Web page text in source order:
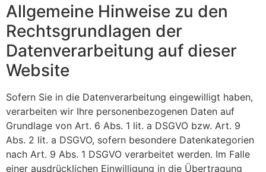
Allgemeine Hinweise zu den
Rechtsgrundlagen der
Datenverarbeitung auf dieser
Website
Sofern Sie in die Datenverarbeitung eingewilligt haben,
verarbeiten wir Ihre personenbezogenen Daten auf
Grundlage von Art. 6 Abs. 1 lit. a DSGVO bzw. Art. 9
Abs. 2 lit. a DSGVO, sofern besondere Datenkategorien
nach Art. 9 Abs. 1 DSGVO verarbeitet werden. Im Falle
einer ausdrücklichen Einwilligung in die Übertragung